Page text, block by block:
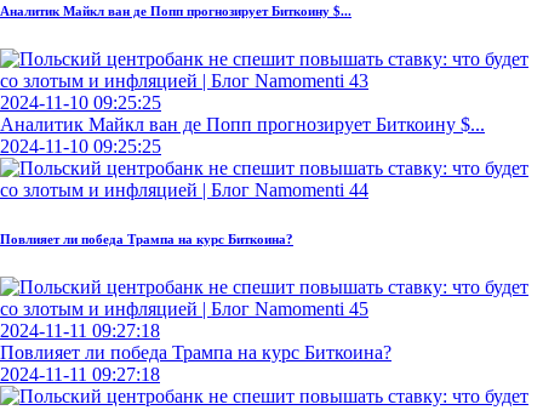
Аналитик Майкл ван де Попп прогнозирует Биткоину $...
2024-11-10 09:25:25
Аналитик Майкл ван де Попп прогнозирует Биткоину $...
2024-11-10 09:25:25
Повлияет ли победа Трампа на курс Биткоина?
2024-11-11 09:27:18
Повлияет ли победа Трампа на курс Биткоина?
2024-11-11 09:27:18